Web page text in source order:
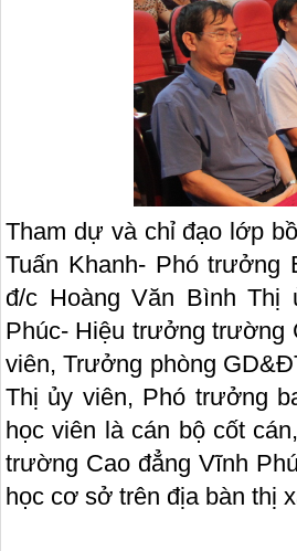
Tham dự và chỉ đạo lớp
Tuấn Khanh- Phó trưởng
đ/c Hoàng Văn Bình
Phúc- Hiệu trưởng trường
viên, Trưởng phòng
Thị ủy viên, Phó trưởng
học viên là cán bộ cốt
trường Cao đẳng Vĩnh
học cơ sở trên địa bàn thị